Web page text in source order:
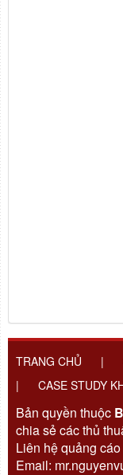
TRANG CHỦ |
|
CASE STUDY
Bản quyền thuộc
chia sẻ các thủ
Liên hệ quảng cáo
Email: